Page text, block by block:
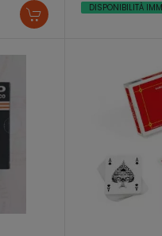
DISPONIBILITÀ